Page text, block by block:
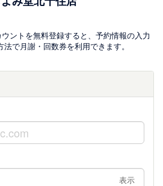
ントを無料登録すると、予約情報の入力
で月謝・回数券を利用できます。
表示